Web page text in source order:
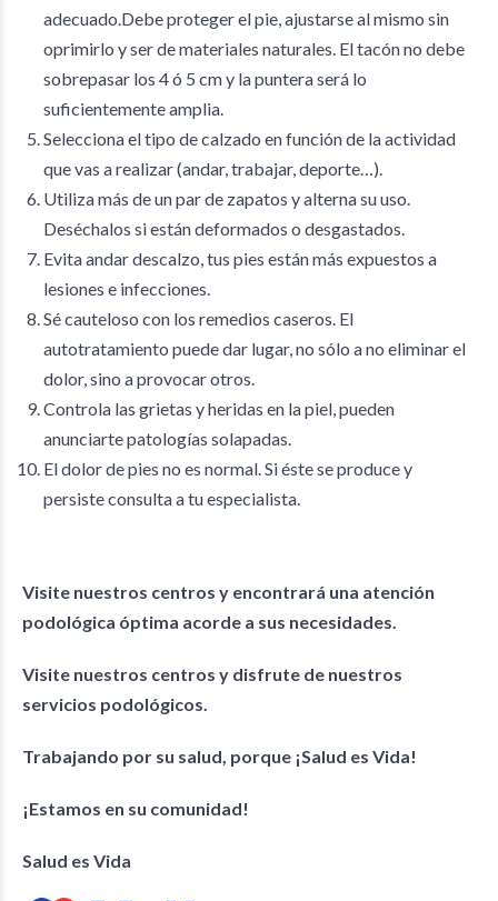
adecuado.Debe proteger el pie, ajustarse al mismo sin
oprimirlo y ser de materiales naturales. El tacón no debe
sobrepasar los 4 ó 5 cm y la puntera será lo
suficientemente amplia.
Selecciona el tipo de calzado en función de la actividad
que vas a realizar (andar, trabajar, deporte…).
Utiliza más de un par de zapatos y alterna su uso.
Deséchalos si están deformados o desgastados.
Evita andar descalzo, tus pies están más expuestos a
lesiones e infecciones.
Sé cauteloso con los remedios caseros. El
autotratamiento puede dar lugar, no sólo a no eliminar el
dolor, sino a provocar otros.
Controla las grietas y heridas en la piel, pueden
anunciarte patologías solapadas.
El dolor de pies no es normal. Si éste se produce y
persiste consulta a tu especialista.
Visite nuestros centros y encontrará una atención
podológica óptima acorde a sus necesidades.
Visite nuestros centros y disfrute de nuestros
servicios podológicos.
Trabajando por su salud, porque ¡Salud es Vida!
¡Estamos en su comunidad!
Salud es Vida